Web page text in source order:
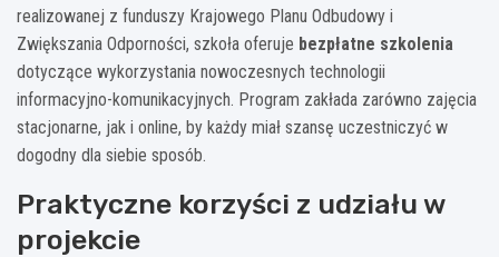
realizowanej z funduszy Krajowego Planu Odbudowy i
Zwiększania Odporności, szkoła oferuje bezpłatne szkolenia
dotyczące wykorzystania nowoczesnych technologii
informacyjno-komunikacyjnych. Program zakłada zarówno zajęcia
stacjonarne, jak i online, by każdy miał szansę uczestniczyć w
dogodny dla siebie sposób.
Praktyczne korzyści z udziału w
projekcie